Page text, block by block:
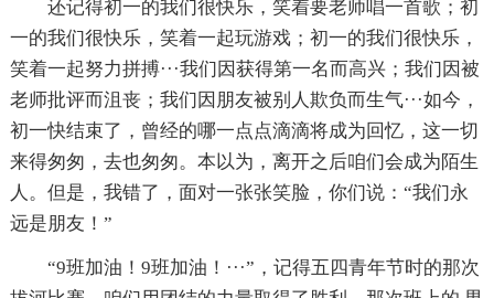
还记得初一的我们很快乐，笑着要老师唱一首歌；初
一的我们很快乐，笑着一起玩游戏；初一的我们很快乐，
笑着一起努力拼搏···我们因获得第一名而高兴；我们因被
老师批评而沮丧；我们因朋友被别人欺负而生气···如今，
初一快结束了，曾经的哪一点点滴滴将成为回忆，这一切
来得匆匆，去也匆匆。本以为，离开之后咱们会成为陌生
人。但是，我错了，面对一张张笑脸，你们说：“我们永
远是朋友！”
“9班加油！9班加油！···”，记得五四青年节时的那次